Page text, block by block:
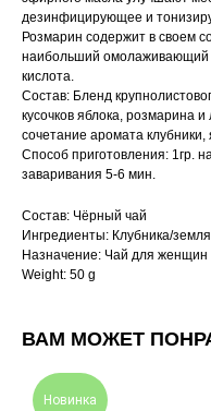
дезинфицирующее и
Розмарин содержит в своем
наибольший омолаживающий
кислота.
Состав: Бленд
кусочков яблока, розмарина
сочетание аромата
Способ приготовления: 1гр.
заваривания 5-6 мин.
Состав: Чёрный чай
Ингредиенты: Клубника/
Назначение: Чай для женщин
Weight: 50 g
ВАМ МОЖЕТ
Новинка